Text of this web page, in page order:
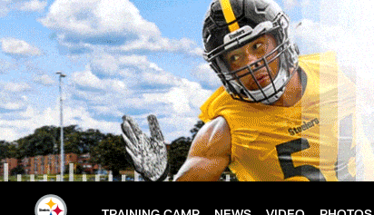
Skip
to
main
content